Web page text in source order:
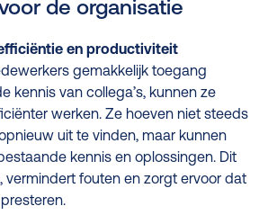
de organisatie
en productiviteit
gemakkelijk toegang
kennis van collega’s, kunnen ze
werken. Ze hoeven niet steeds
uit te vinden, maar kunnen
kennis en oplossingen. Dit
vermindert fouten en zorgt ervoor dat